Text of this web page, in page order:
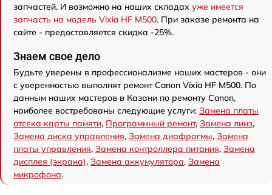
запчастей. И возможно на наших складах уже имеется
запчасть на модель Vixia HF M500. При заказе ремонта на
сайте - предоставляется скидка -25%.
Знаем свое дело
Будьте уверены в профессионализме наших мастеров - они
с уверенностью выполнят ремонт Canon Vixia HF M500. По
данным наших мастеров в Казани по ремонту Canon,
наиболее востребованы следующие услуги: Замена платы
отсека карты памяти, Программный ремонт, Замена линз,
Замена диска управления, Замена диафрагмы, Замена
платы управления, Замена контроллера питания, Замена
дисплея (экрана), Замена аккумулятора, Замена
микрофона.